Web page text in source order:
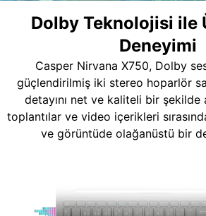
Dolby Teknolojisi ile
Deneyimi
Casper Nirvana X750, Dolby
güçlendirilmiş iki stereo hoparlör
detayını net ve kaliteli bir şekilde
toplantılar ve video içerikleri
ve görüntüde olağanüstü bir